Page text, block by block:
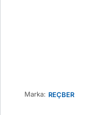
Marka: REÇBER